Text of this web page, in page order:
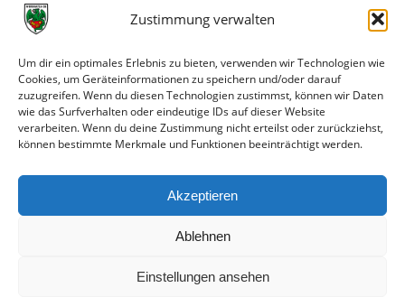
Zustimmung verwalten
Um dir ein optimales Erlebnis zu bieten, verwenden wir Technologien wie
Cookies, um Geräteinformationen zu speichern und/oder darauf
zuzugreifen. Wenn du diesen Technologien zustimmst, können wir Daten
wie das Surfverhalten oder eindeutige IDs auf dieser Website
verarbeiten. Wenn du deine Zustimmung nicht erteilst oder zurückziehst,
können bestimmte Merkmale und Funktionen beeinträchtigt werden.
Akzeptieren
Ablehnen
Einstellungen ansehen
30. Juli 2026
28. Juli 2026
Neuer Rückensponsor
28. Juli 2026
Neue Podcast-Folge: So tickt Björn!
Eindrücke vom Stadionfest
27. Juli 2026